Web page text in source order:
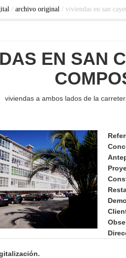
/ archivo original / viviendas en san
EN SAN
viviendas a ambos lados de la